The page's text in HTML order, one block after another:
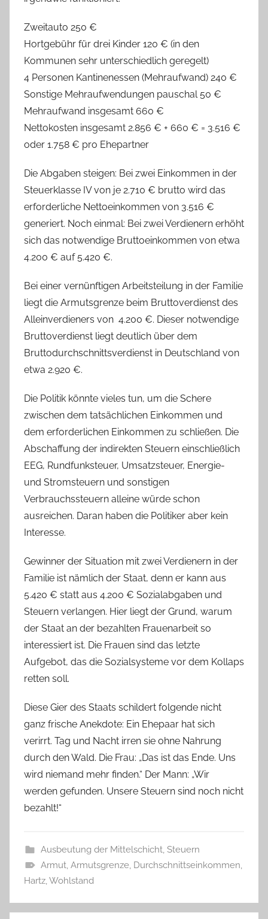
Zweitauto 250 €
Hortgebühr für drei Kinder 120 € (in den
Kommunen sehr unterschiedlich geregelt)
4 Personen Kantinenessen (Mehraufwand) 240 €
Sonstige Mehraufwendungen pauschal 50 €
Mehraufwand insgesamt 660 €
Nettokosten insgesamt 2.856 € + 660 € = 3.516 €
oder 1.758 € pro Ehepartner
Die Abgaben steigen: Bei zwei Einkommen in der
Steuerklasse IV von je 2.710 € brutto wird das
erforderliche Nettoeinkommen von 3.516 €
generiert. Noch einmal: Bei zwei Verdienern erhöht
sich das notwendige Bruttoeinkommen von etwa
4.200 € auf 5.420 €.
Bei einer vernünftigen Arbeitsteilung in der Familie
liegt die Armutsgrenze beim Bruttoverdienst des
Alleinverdieners von 4.200 €. Dieser notwendige
Bruttoverdienst liegt deutlich über dem
Bruttodurchschnittsverdienst in Deutschland von
etwa 2.920 €.
Die Politik könnte vieles tun, um die Schere
zwischen dem tatsächlichen Einkommen und
dem erforderlichen Einkommen zu schließen. Die
Abschaffung der indirekten Steuern einschließlich
EEG, Rundfunksteuer, Umsatzsteuer, Energie-
und Stromsteuern und sonstigen
Verbrauchssteuern alleine würde schon
ausreichen. Daran haben die Politiker aber kein
Interesse.
Gewinner der Situation mit zwei Verdienern in der
Familie ist nämlich der Staat, denn er kann aus
5.420 € statt aus 4.200 € Sozialabgaben und
Steuern verlangen. Hier liegt der Grund, warum
der Staat an der bezahlten Frauenarbeit so
interessiert ist. Die Frauen sind das letzte
Aufgebot, das die Sozialsysteme vor dem Kollaps
retten soll.
Diese Gier des Staats schildert folgende nicht
ganz frische Anekdote: Ein Ehepaar hat sich
verirrt. Tag und Nacht irren sie ohne Nahrung
durch den Wald. Die Frau: „Das ist das Ende. Uns
wird niemand mehr finden.“ Der Mann: „Wir
werden gefunden. Unsere Steuern sind noch nicht
bezahlt!“
Ausbeutung der Mittelschicht, Steuern
Armut, Armutsgrenze, Durchschnittseinkommen,
Hartz,Wohlstand